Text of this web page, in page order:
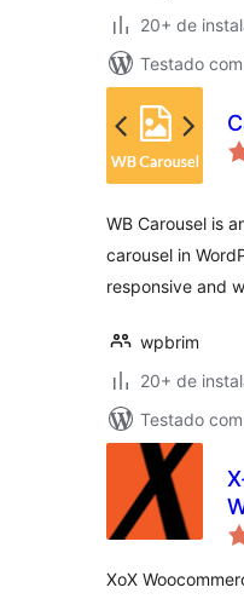
20+ de
Testado
WB Carousel is
carousel in
responsive and
wpbrim
20+ de
Testado
XoX